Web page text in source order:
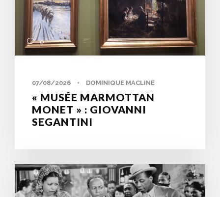
0
07/08/2026 • DOMINIQUE MACLINE
« MUSÉE MARMOTTAN
MONET » : GIOVANNI
SEGANTINI